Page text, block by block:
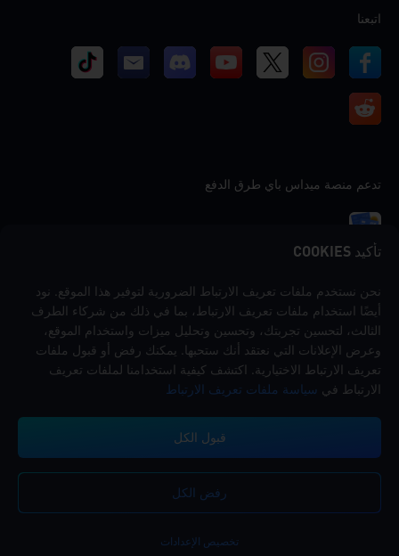
اتبعنا
تدعم منصة ميداس باي طرق الدفع
اتصل بنا
إذا كنت بحاجة إلى أي مساعدة، يرجى التواصل معنا عن طريق النقر على "خدمة
العملاء" للتواصل معنا.
خدمة الزبائن
سياسة الخصوصية
تفضيل ملفات تعريف الارتباط
تأكيد COOKIES
نحن نستخدم ملفات تعريف الارتباط الضرورية لتوفير هذا الموقع. نود
أيضًا استخدام ملفات تعريف الارتباط، بما في ذلك من شركاء الطرف
الثالث، لتحسين تجربتك، وتحسين وتحليل ميزات واستخدام الموقع،
وعرض الإعلانات التي نعتقد أنك ستحبها. يمكنك رفض أو قبول ملفات
تعريف الارتباط الاختيارية. اكتشف كيفية استخدامنا لملفات تعريف
الارتباط في سياسة ملفات تعريف الارتباط
قبول الكل
رفض الكل
تخصيص الإعدادات